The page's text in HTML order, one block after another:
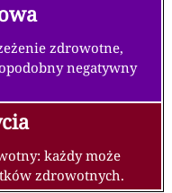
zdrowotne,
negatywny
każdy może
zdrowotnych.